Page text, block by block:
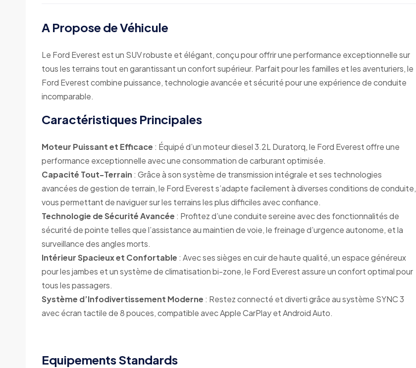
A Propose de Véhicule
Le Ford Everest est un SUV robuste et élégant, conçu pour offrir une performance exceptionnelle sur
tous les terrains tout en garantissant un confort supérieur. Parfait pour les familles et les aventuriers, le
Ford Everest combine puissance, technologie avancée et sécurité pour une expérience de conduite
incomparable.
Caractéristiques Principales
Moteur Puissant et Efficace : Équipé d’un moteur diesel 3.2L Duratorq, le Ford Everest offre une
performance exceptionnelle avec une consommation de carburant optimisée.
Capacité Tout-Terrain : Grâce à son système de transmission intégrale et ses technologies
avancées de gestion de terrain, le Ford Everest s’adapte facilement à diverses conditions de conduite,
vous permettant de naviguer sur les terrains les plus difficiles avec confiance.
Technologie de Sécurité Avancée : Profitez d’une conduite sereine avec des fonctionnalités de
sécurité de pointe telles que l’assistance au maintien de voie, le freinage d’urgence autonome, et la
surveillance des angles morts.
Intérieur Spacieux et Confortable : Avec ses sièges en cuir de haute qualité, un espace généreux
pour les jambes et un système de climatisation bi-zone, le Ford Everest assure un confort optimal pour
tous les passagers.
Système d’Infodivertissement Moderne : Restez connecté et diverti grâce au système SYNC 3
avec écran tactile de 8 pouces, compatible avec Apple CarPlay et Android Auto.
Equipements Standards